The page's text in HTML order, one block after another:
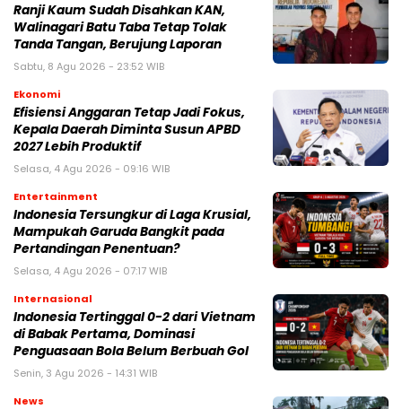
Ranji Kaum Sudah Disahkan KAN,
Walinagari Batu Taba Tetap Tolak
Tanda Tangan, Berujung Laporan
Sabtu, 8 Agu 2026 - 23:52 WIB
Ekonomi
Efisiensi Anggaran Tetap Jadi Fokus,
Kepala Daerah Diminta Susun APBD
2027 Lebih Produktif
Selasa, 4 Agu 2026 - 09:16 WIB
Entertainment
Indonesia Tersungkur di Laga Krusial,
Mampukah Garuda Bangkit pada
Pertandingan Penentuan?
Selasa, 4 Agu 2026 - 07:17 WIB
Internasional
Indonesia Tertinggal 0-2 dari Vietnam
di Babak Pertama, Dominasi
Penguasaan Bola Belum Berbuah Gol
Senin, 3 Agu 2026 - 14:31 WIB
News